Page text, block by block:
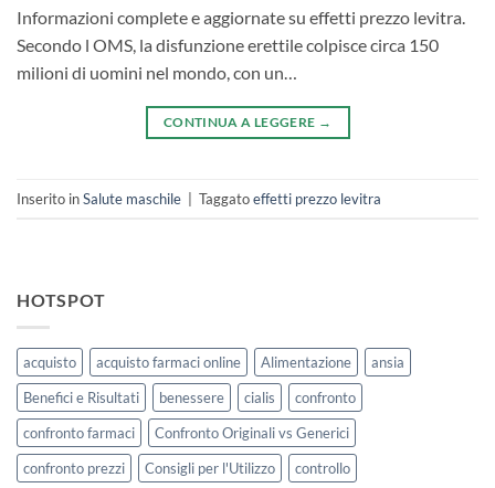
Informazioni complete e aggiornate su effetti prezzo levitra.
Secondo l OMS, la disfunzione erettile colpisce circa 150
milioni di uomini nel mondo, con un…
CONTINUA A LEGGERE →
Inserito inSalute maschile Taggatoeffetti prezzo levitra
HOTSPOT
acquisto acquisto farmaci online Alimentazione
ansia
Benefici e Risultati
benessere cialis
confronto
confronto farmaci
Confronto Originali vs Generici
confronto prezzi
Consigli per l'Utilizzo
controllo